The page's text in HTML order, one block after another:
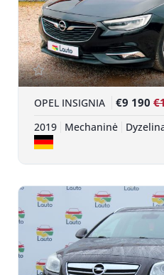
OPEL INSIGNIA €9 190
2019 Mechaninė